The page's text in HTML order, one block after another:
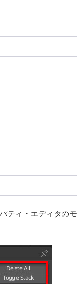
ティ・エディタの